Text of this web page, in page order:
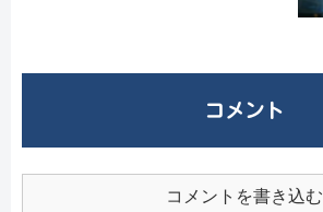
コメント
コメントを書き込む